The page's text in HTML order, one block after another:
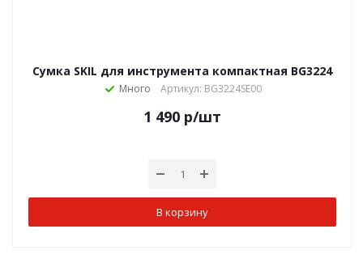
Сумка SKIL для инструмента компактная BG3224
Много Артикул: BG3224SE00
1 490 р/шт
В корзину